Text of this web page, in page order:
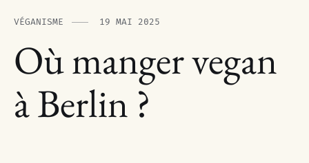
VÉGANISME 19 MAI 2025
Où manger vegan
à Berlin ?